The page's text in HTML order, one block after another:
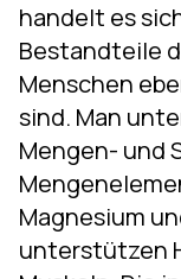
handelt es
Bestandteile
Menschen
sind. Man
Mengen- und
Magnesium
unterstützen